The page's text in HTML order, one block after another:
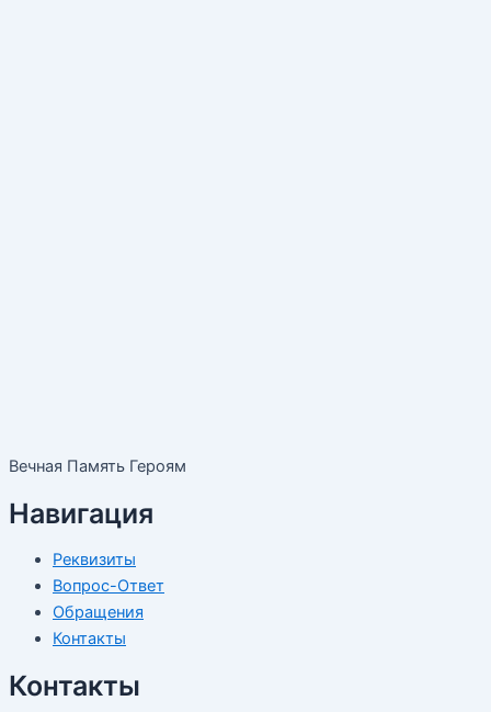
Вечная Память Героям
Навигация
Реквизиты
Вопрос-Ответ
Обращения
Контакты
Контакты